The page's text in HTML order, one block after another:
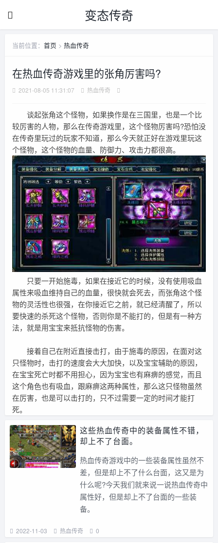
变态传奇
当前位置： 首页 > 热血传奇
在热血传奇游戏里的张角厉害吗?
2021-08-05 11:31:07 热血传奇
谈起张角这个怪物，如果换作是在三国里，也是一个比
较厉害的人物，那么在传奇游戏里，这个怪物厉害吗?恐怕没
在传奇里玩过的玩家不知道，那么今天就正好在游戏里玩这
个怪物，这个怪物的血量、防御力、攻击力都很高。
只要一开始施毒，如果在接近它的时候，没有使用吸血
属性来吸血维持自己的血量，很快就会死去，而张角这个怪
物的灵活性也很强，在你接近它之前，就已经清醒了，所以
要快速的杀死这个怪物，否则你是不能打的，但是有一种方
法，就是用宝宝来抵抗怪物的伤害。
接着自己在附近直接击打，由于施毒的原因，在面对这
只怪物时，击打的速度会大大加快，以及宝宝辅助的原因，
在宝宝死亡时都不用担心，因为宝宝也有麻痹的感觉，而且
这个角色也有吸血，跟麻痹这两种属性，那么这只怪物虽然
在厉害，也是可以击打的，只不过需要一定的时间才能打
死。
这些热血传奇中的装备属性不错，
却上不了台面。
热血传奇游戏中的一些装备属性虽然不
差，但是却上不了什么台面，这又是为
什么呢?今天我们就来说一说热血传奇中
属性好，但是却上不了台面的一些装
备。
2022-11-03 热血传奇 0